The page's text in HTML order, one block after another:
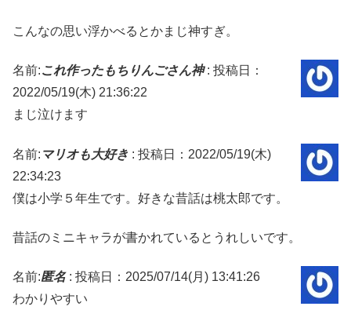
こんなの思い浮かべるとかまじ神すぎ。
名前:これ作ったもちりんごさん神: 投稿日：
2022/05/19(木) 21:36:22
まじ泣けます
名前: マリオも大好き : 投稿日：2022/05/19(木)
22:34:23
僕は小学５年生です。好きな昔話は桃太郎です。
昔話のミニキャラが書かれているとうれしいです。
名前:匿名: 投稿日：2025/07/14(月) 13:41:26
わかりやすい